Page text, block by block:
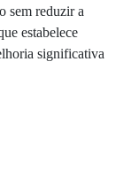
sem reduzir a
estabelece
significativa